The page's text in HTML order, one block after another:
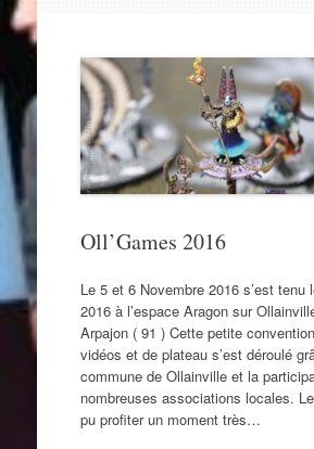
Oll’Games 2016
Le 5 et 6 Novembre 2016 s’est tenu
2016 à l’espace Aragon sur
Arpajon ( 91 ) Cette petite
vidéos et de plateau s’est déroulé
commune de Ollainville et la
nombreuses associations locales.
pu profiter un moment très…